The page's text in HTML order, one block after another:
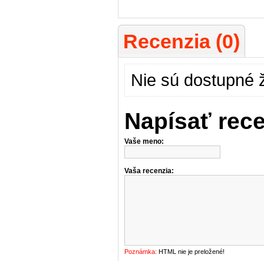
Recenzia (0)
Nie sú dostupné
Napísať
Vaše meno:
Vaša recenzia:
Poznámka: HTML nie je preložené!